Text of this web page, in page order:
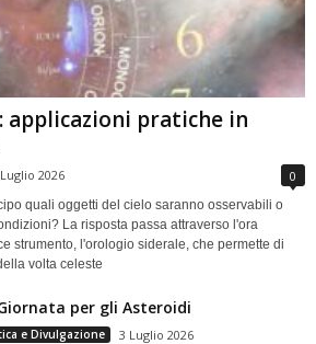
applicazioni pratiche in
2026 0
quali oggetti del cielo saranno osservabili o
La risposta passa attraverso l'ora
strumento, l'orologio siderale, che permette di
volta celeste
per gli Asteroidi
e Divulgazione 3 Luglio 2026